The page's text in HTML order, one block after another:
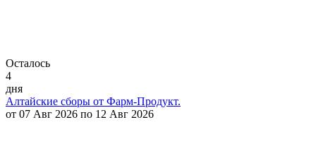
Осталось
4
дня
Алтайские сборы от Фарм-Продукт.
от 07 Авг 2026 по 12 Авг 2026